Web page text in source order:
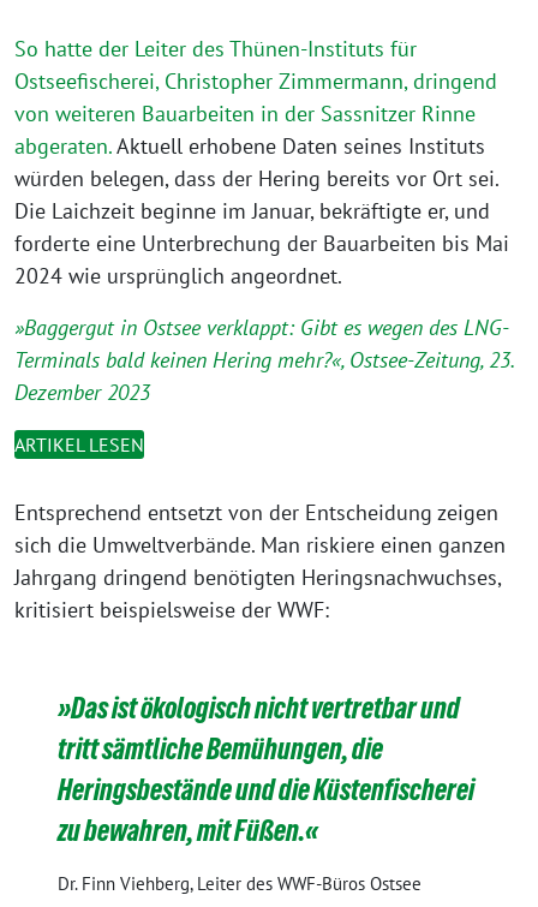
So hatte der Leiter des Thünen-Instituts für
Ostseefischerei, Christopher Zimmermann, dringend
von weiteren Bauarbeiten in der Sassnitzer Rinne
abgeraten.Aktuell erhobene Daten seines Instituts
würden belegen, dass der Hering bereits vor Ort sei.
Die Laichzeit beginne im Januar, bekräftigte er, und
forderte eine Unterbrechung der Bauarbeiten bis Mai
2024 wie ursprünglich angeordnet.
»Baggergut in Ostsee verklappt: Gibt es wegen des LNG-
Terminals bald keinen Hering mehr?«, Ostsee-Zeitung, 23.
Dezember 2023
ARTIKEL LESEN
Entsprechend entsetzt von der Entscheidung zeigen
sich die Umweltverbände. Man riskiere einen ganzen
Jahrgang dringend benötigten Heringsnachwuchses,
kritisiert beispielsweise der WWF:
»Das ist ökologisch nicht vertretbar und
tritt sämtliche Bemühungen, die
Heringsbestände und die Küstenfischerei
zu bewahren, mit Füßen.«
Dr. Finn Viehberg, Leiter des WWF-Büros Ostsee